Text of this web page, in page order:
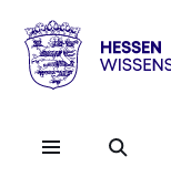
Hessen
Wissenschaft